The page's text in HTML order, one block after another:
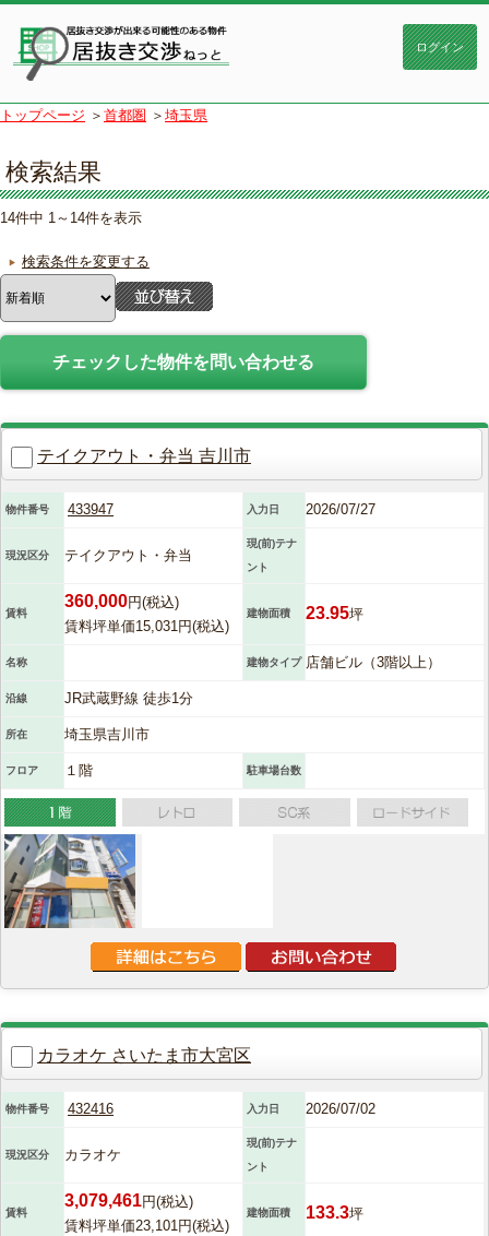
トップページ ＞ 首都圏 ＞ 埼玉県
検索結果
14件中 1～14件を表示
検索条件を変更する
テイクアウト・弁当 吉川市
物件番号 433947 入力日 2026/07/27
現況区分 テイクアウト・弁当
現(前)テナ
ント
賃料
360,000円(税込)
賃料坪単価15,031円(税込)
建物面積 23.95坪
名称 建物タイプ 店舗ビル（3階以上）
沿線 JR武蔵野線 徒歩1分
所在 埼玉県吉川市
フロア １階 駐車場台数
カラオケ さいたま市大宮区
物件番号 432416 入力日 2026/07/02
現況区分 カラオケ
現(前)テナ
ント
賃料
3,079,461円(税込)
賃料坪単価23,101円(税込)
建物面積 133.3坪